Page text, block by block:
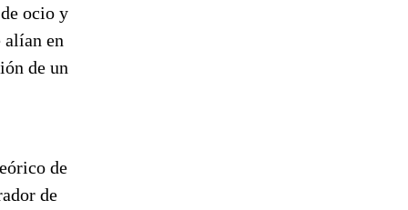
ocio y
alían en
de un
de
de